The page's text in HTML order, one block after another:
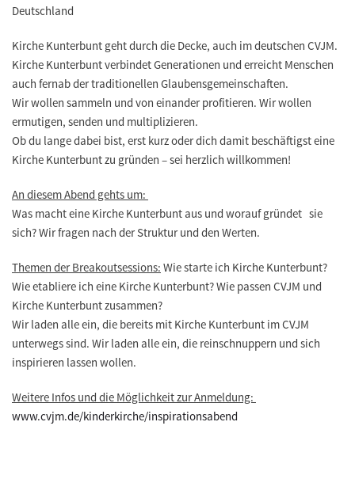
Deutschland
Kirche Kunterbunt geht durch die Decke, auch im deutschen CVJM.
Kirche Kunterbunt verbindet Generationen und erreicht Menschen
auch fernab der traditionellen Glaubensgemeinschaften.
Wir wollen sammeln und von einander profitieren. Wir wollen
ermutigen, senden und multiplizieren.
Ob du lange dabei bist, erst kurz oder dich damit beschäftigst eine
Kirche Kunterbunt zu gründen – sei herzlich willkommen!
An diesem Abend gehts um:
Was macht eine Kirche Kunterbunt aus und worauf gründet sie
sich? Wir fragen nach der Struktur und den Werten.
Themen der Breakoutsessions: Wie starte ich Kirche Kunterbunt?
Wie etabliere ich eine Kirche Kunterbunt? Wie passen CVJM und
Kirche Kunterbunt zusammen?
Wir laden alle ein, die bereits mit Kirche Kunterbunt im CVJM
unterwegs sind. Wir laden alle ein, die reinschnuppern und sich
inspirieren lassen wollen.
Weitere Infos und die Möglichkeit zur Anmeldung:
www.cvjm.de/kinderkirche/inspirationsabend